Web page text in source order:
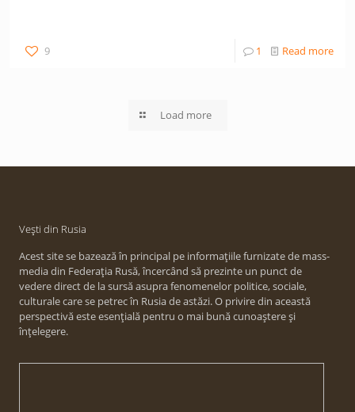
9 1 Read more
Load more
Vești din Rusia
Acest site se bazează în principal pe informațiile furnizate de mass-
media din Federația Rusă, încercând să prezinte un punct de
vedere direct de la sursă asupra fenomenelor politice, sociale,
culturale care se petrec în Rusia de astăzi. O privire din această
perspectivă este esențială pentru o mai bună cunoaștere și
înțelegere.